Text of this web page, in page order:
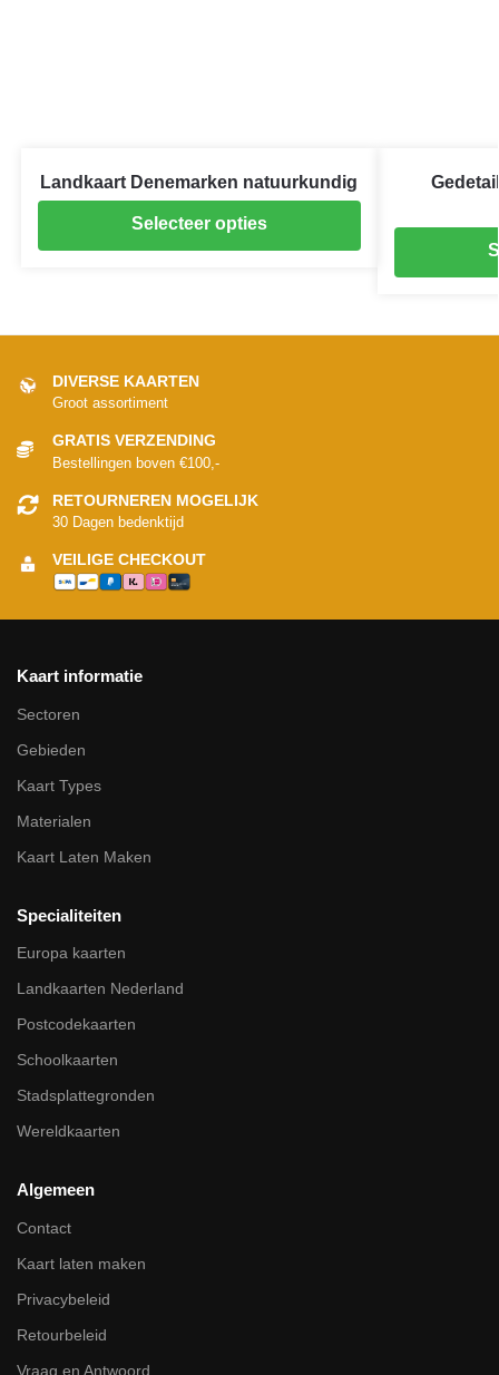
Landkaart Denemarken natuurkundig
Selecteer opties
DIVERSE KAARTEN
Groot assortiment
GRATIS VERZENDING
Bestellingen boven €100,-
RETOURNEREN MOGELIJK
30 Dagen bedenktijd
VEILIGE CHECKOUT
Kaart informatie
Sectoren
Gebieden
Kaart Types
Materialen
Kaart Laten Maken
Specialiteiten
Europa kaarten
Landkaarten Nederland
Postcodekaarten
Schoolkaarten
Stadsplattegronden
Wereldkaarten
Algemeen
Contact
Kaart laten maken
Privacybeleid
Retourbeleid
Vraag en Antwoord